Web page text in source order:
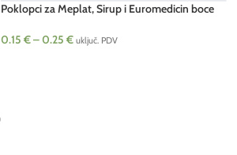
Poklopci za Meplat, Sirup i Euromedicin boce
0.15 €–0.25 € uključ. PDV